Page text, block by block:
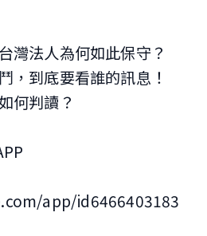
灣法人為何如此保守？
，到底要看誰的訊息！
何判讀？
app/id6466403183